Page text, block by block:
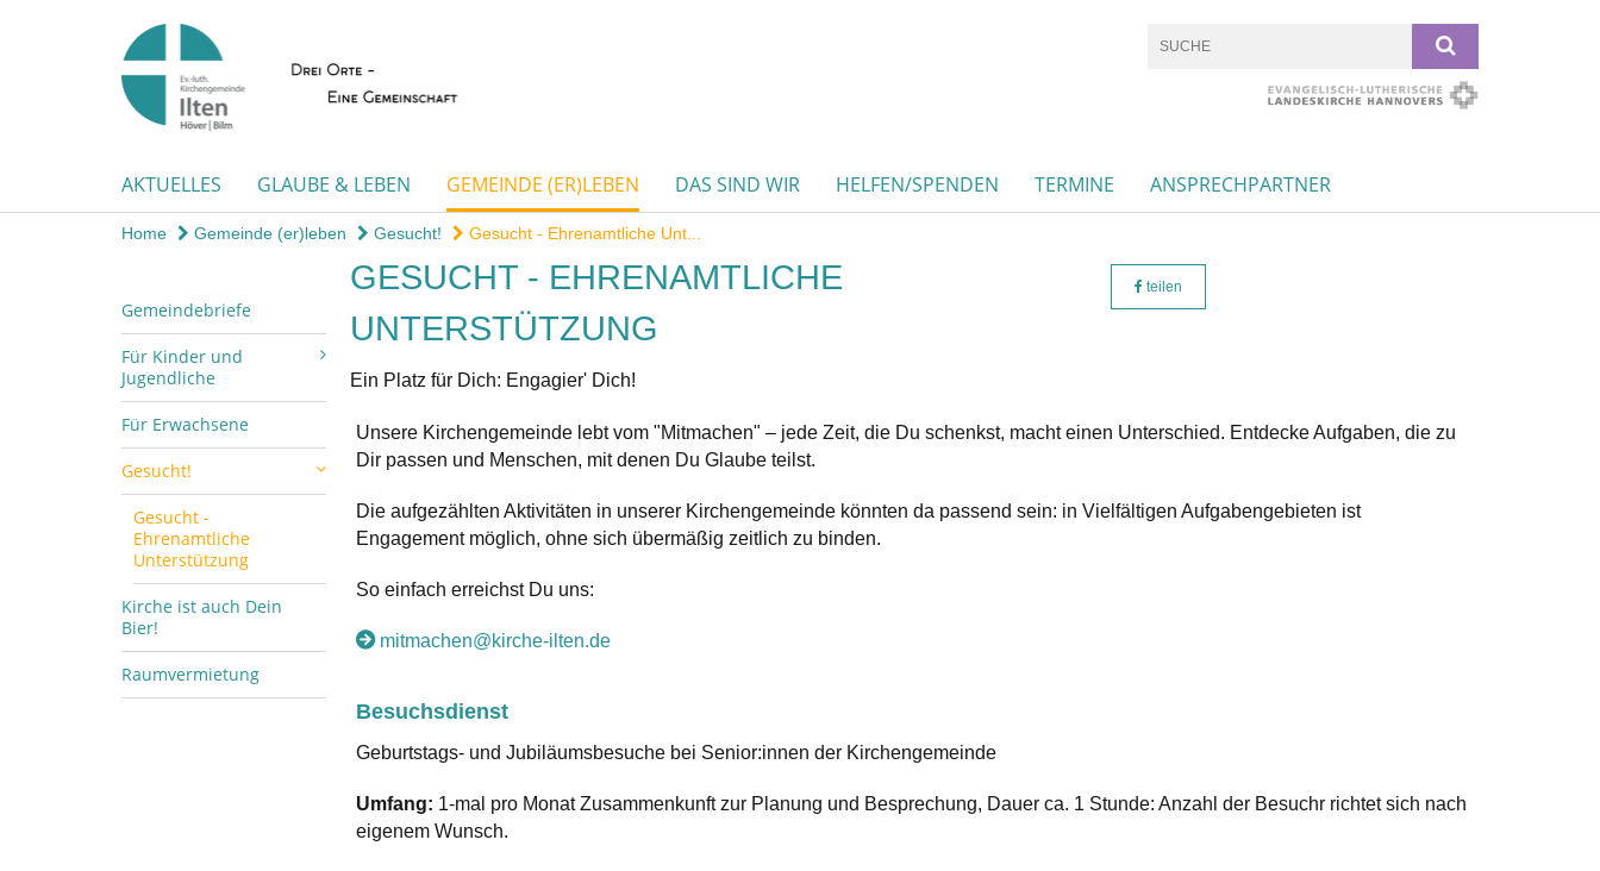
AKTUELLES GLAUBE & LEBEN GEMEINDE (ER)LEBEN DAS SIND WIR HELFEN/SPENDEN TERMINE ANSPRECHPARTNER
Home Gemeinde (er)leben Gesucht! Gesucht - Ehrenamtliche Unt...
Gemeindebriefe
Für Kinder und
Jugendliche
Für Erwachsene
Gesucht!
Gesucht -
Ehrenamtliche
Unterstützung
Kirche ist auch Dein
Bier!
Raumvermietung
GESUCHT - EHRENAMTLICHE
UNTERSTÜTZUNG
teilen
Ein Platz für Dich: Engagier' Dich!
Unsere Kirchengemeinde lebt vom "Mitmachen" – jede Zeit, die Du schenkst, macht einen Unterschied. Entdecke Aufgaben, die zu
Dir passen und Menschen, mit denen Du Glaube teilst.
Die aufgezählten Aktivitäten in unserer Kirchengemeinde könnten da passend sein: in Vielfältigen Aufgabengebieten ist
Engagement möglich, ohne sich übermäßig zeitlich zu binden.
So einfach erreichst Du uns:
mitmachen@kirche-ilten.de
Besuchsdienst
Geburtstags- und Jubiläumsbesuche bei Senior:innen der Kirchengemeinde
Umfang: 1-mal pro Monat Zusammenkunft zur Planung und Besprechung, Dauer ca. 1 Stunde: Anzahl der Besuchr richtet sich nach
eigenem Wunsch.